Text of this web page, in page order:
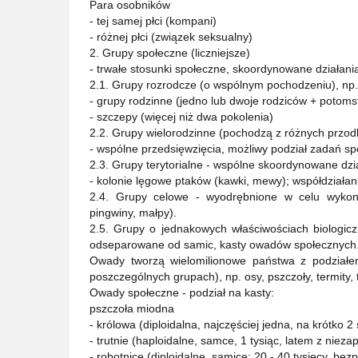
Para osobników
- tej samej płci (kompani)
- różnej płci (związek seksualny)
2. Grupy społeczne (liczniejsze)
- trwałe stosunki społeczne, skoordynowane
2.1. Grupy rozrodcze (o wspólnym pochodzeniu),
- grupy rodzinne (jedno lub dwoje rodziców +
- szczepy (więcej niż dwa pokolenia)
2.2. Grupy wielorodzinne (pochodzą z różnych
- wspólne przedsięwzięcia, możliwy podział zadań
2.3. Grupy terytorialne - wspólne skoordynowane
- kolonie lęgowe ptaków (kawki, mewy);
2.4. Grupy celowe - wyodrębnione w celu
pingwiny, małpy).
2.5. Grupy o jednakowych właściwościach
odseparowane od samic, kasty owadów
Owady tworzą wielomilionowe państwa z
poszczególnych grupach), np. osy, pszczoły,
Owady społeczne - podział na kasty:
pszczoła miodna
- królowa (diploidalna, najczęściej jedna, na krótko 2
- trutnie (haploidalne, samce, 1 tysiąc, latem z